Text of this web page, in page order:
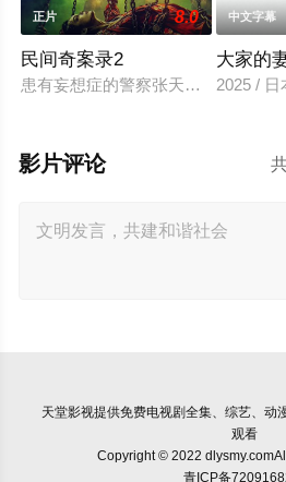
正片 8.0
民间奇案录2
患有妄想症的警察张天盛遇上一起
中文字幕
大家的
2025 / 日
影片评论
天堂影视提供免费电视剧全集、综艺、动
观看
Copyright © 2022
青ICP备